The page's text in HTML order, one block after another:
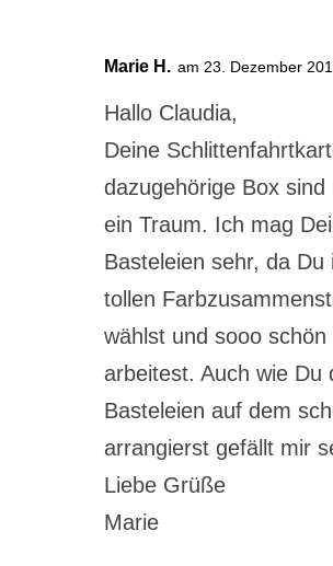
Marie H. am 23. Dezember
Hallo Claudia,
Deine
dazugehörige Box sind
ein Traum. Ich mag
Basteleien sehr, da Du
tollen
wählst und sooo schön
arbeitest. Auch wie Du
Basteleien auf dem
arrangierst gefällt mir
Liebe Grüße
Marie